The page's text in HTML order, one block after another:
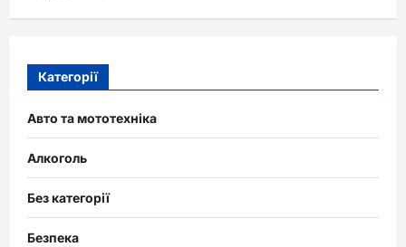
Категорії
Авто та мототехніка
Алкоголь
Без категорії
Безпека